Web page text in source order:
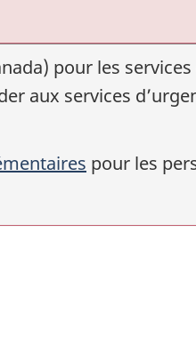
pour les
aux services
pour les